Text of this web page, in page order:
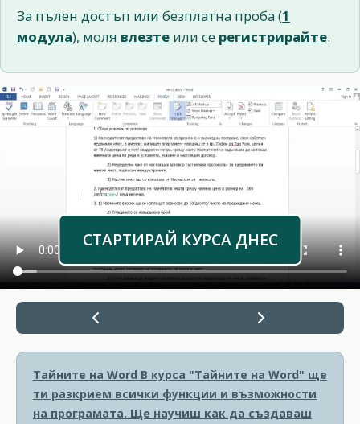
За пълен достъп или безплатна проба (1
модула), моля влезте или се регистрирайте.
СТАРТИРАЙ КУРСА ДНЕС
Тайните на Word В курса "Тайните на Word" ще
ти разкрием всички функции и възможности
на програмата. Ще научиш как да създаваш